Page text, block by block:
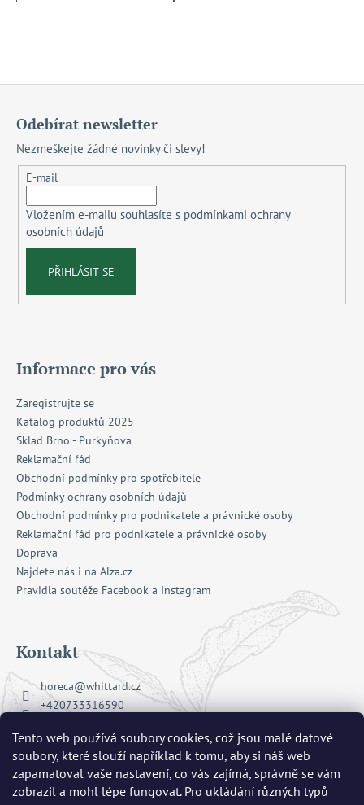
Tento web používá soubory cookies, což jsou malé datové
soubory, které slouží například k tomu, aby si náš web
zapamatoval vaše nastavení, co vás zajímá, správně se vám
zobrazil a mohl lépe fungovat. Pro ukládání různých typů
Odebírat newsletter
Nezmeškejte žádné novinky či slevy!
E-mail
Vložením e-mailu souhlasíte s podmínkami ochrany
osobních údajů
PŘIHLÁSIT SE
Informace pro vás
Zaregistrujte se
Katalog produktů 2025
Sklad Brno - Purkyňova
Reklamační řád
Obchodní podmínky pro spotřebitele
Podmínky ochrany osobních údajů
Obchodní podmínky pro podnikatele a právnické osoby
Reklamační řád pro podnikatele a právnické osoby
Doprava
Najdete nás i na Alza.cz
Pravidla soutěže Facebook a Instagram
Kontakt
horeca@whittard.cz
+420733316590
whittard_cz
Přijímáme online platby